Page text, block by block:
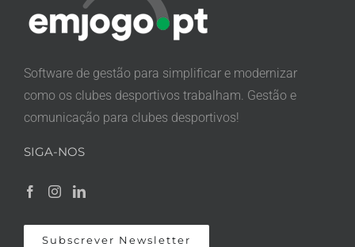
Software de gestão para simplificar e modernizar
como os clubes desportivos trabalham. Gestão e
comunicação para clubes desportivos!
SIGA-NOS
Subscrever Newsletter